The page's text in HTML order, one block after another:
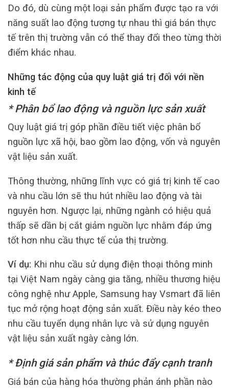
Do đó, dù cùng một loại sản phẩm được tạo ra với
năng suất lao động tương tự nhau thì giá bán thực
tế trên thị trường vẫn có thể thay đổi theo từng thời
điểm khác nhau.
Những tác động của quy luật giá trị đối với nền
kinh tế
* Phân bổ lao động và nguồn lực sản xuất
Quy luật giá trị góp phần điều tiết việc phân bổ
nguồn lực xã hội, bao gồm lao động, vốn và nguyên
vật liệu sản xuất.
Thông thường, những lĩnh vực có giá trị kinh tế cao
và nhu cầu lớn sẽ thu hút nhiều lao động và tài
nguyên hơn. Ngược lại, những ngành có hiệu quả
thấp sẽ dần bị cắt giảm nguồn lực nhằm đáp ứng
tốt hơn nhu cầu thực tế của thị trường.
Ví dụ: Khi nhu cầu sử dụng điện thoại thông minh
tại Việt Nam ngày càng gia tăng, nhiều thương hiệu
công nghệ như Apple, Samsung hay Vsmart đã liên
tục mở rộng hoạt động sản xuất. Điều này kéo theo
nhu cầu tuyển dụng nhân lực và sử dụng nguyên
vật liệu sản xuất ngày càng lớn.
* Định giá sản phẩm và thúc đẩy cạnh tranh
Giá bán của hàng hóa thường phản ánh phần nào